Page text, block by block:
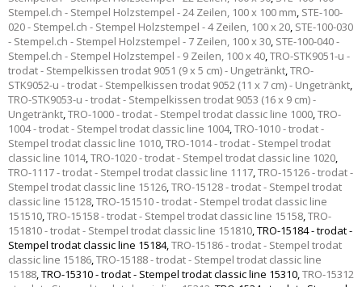
Stempel.ch - Stempel Holzstempel - 24 Zeilen, 100 x 100 mm, STE-100-
020 - Stempel.ch - Stempel Holzstempel - 4 Zeilen, 100 x 20, STE-100-030
- Stempel.ch - Stempel Holzstempel - 7 Zeilen, 100 x 30, STE-100-040 -
Stempel.ch - Stempel Holzstempel - 9 Zeilen, 100 x 40,TRO-STK9051-u -
trodat - Stempelkissen trodat 9051 (9 x 5 cm) - Ungetränkt,TRO-
STK9052-u - trodat - Stempelkissen trodat 9052 (11 x 7 cm) - Ungetränkt,
TRO-STK9053-u - trodat - Stempelkissen trodat 9053 (16 x 9 cm) -
Ungetränkt,TRO-1000 - trodat - Stempel trodat classic line 1000,TRO-
1004 - trodat - Stempel trodat classic line 1004,TRO-1010 - trodat -
Stempel trodat classic line 1010,TRO-1014 - trodat - Stempel trodat
classic line 1014,TRO-1020 - trodat - Stempel trodat classic line 1020,
TRO-1117 - trodat - Stempel trodat classic line 1117,TRO-15126 - trodat -
Stempel trodat classic line 15126,TRO-15128 - trodat - Stempel trodat
classic line 15128,TRO-151510 - trodat - Stempel trodat classic line
151510,TRO-15158 - trodat - Stempel trodat classic line 15158,TRO-
151810 - trodat - Stempel trodat classic line 151810,TRO-15184 - trodat -
Stempel trodat classic line 15184,TRO-15186 - trodat - Stempel trodat
classic line 15186,TRO-15188 - trodat - Stempel trodat classic line
15188,TRO-15310 - trodat - Stempel trodat classic line 15310,TRO-15312